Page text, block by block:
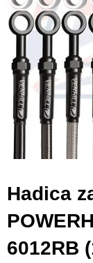
Hadica
6012RB